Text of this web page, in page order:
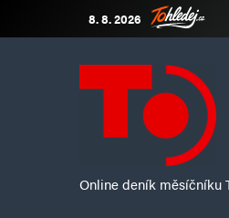
8. 8. 2026
Online deník měsíčníku